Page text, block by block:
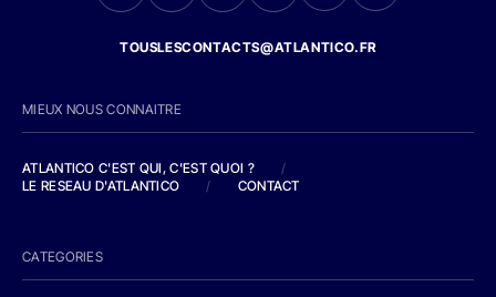
TOUSLESCONTACTS@ATLANTICO.FR
MIEUX NOUS CONNAITRE
ATLANTICO C'EST QUI, C'EST QUOI ?
/
LE RESEAU D'ATLANTICO
/ CONTACT
CATEGORIES